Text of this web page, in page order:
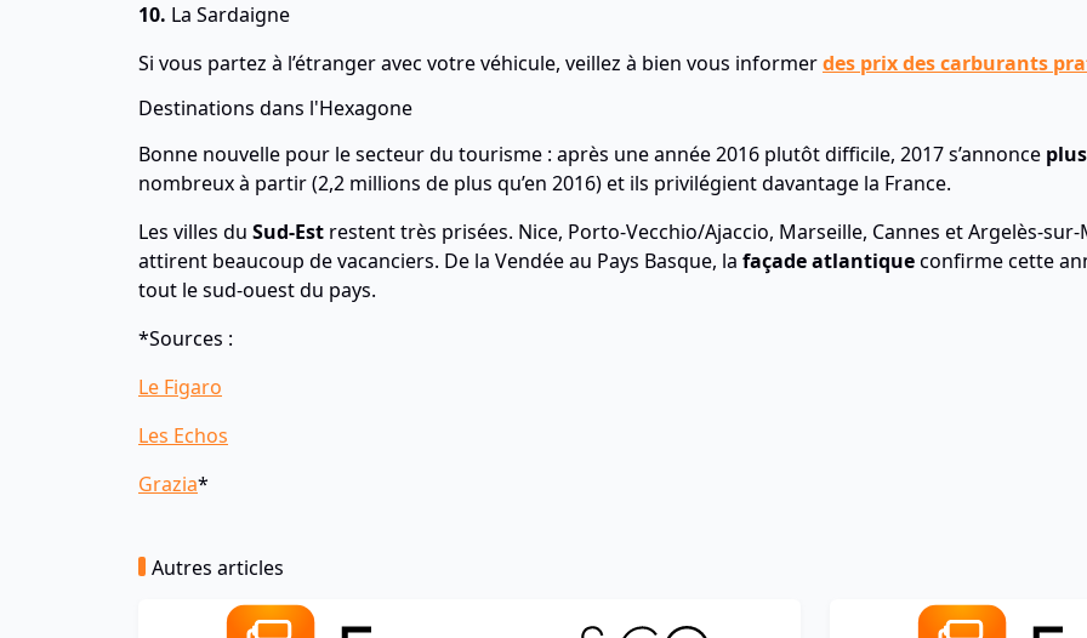
10. La Sardaigne
Si vous partez à l’étranger avec votre véhicule, veillez à bien vous informerdes prix des carburants
Destinations dans l'Hexagone
Bonne nouvelle pour le secteur du tourisme : après une année 2016 plutôt difficile, 2017 s’annonce
nombreux à partir (2,2 millions de plus qu’en 2016) et ils privilégient davantage la France.
Les villes du Sud-Est restent très prisées. Nice, Porto-Vecchio/Ajaccio, Marseille, Cannes et Argelès-
attirent beaucoup de vacanciers. De la Vendée au Pays Basque, la façade atlantiqueconfirme cette
tout le sud-ouest du pays.
*Sources :
Le Figaro
Les Echos
Grazia*
Autres articles